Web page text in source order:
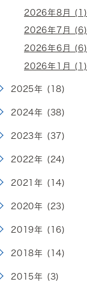
2026年8月 (1)
2026年7月 (6)
2026年6月 (6)
2026年1月 (1)
2025年 (18)
2024年 (38)
2023年 (37)
2022年 (24)
2021年 (14)
2020年 (23)
2019年 (16)
2018年 (14)
2015年 (3)